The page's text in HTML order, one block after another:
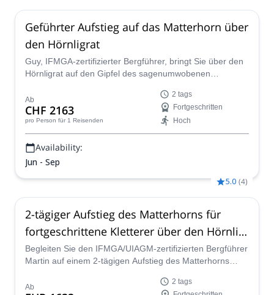
Geführter Aufstieg auf das Matterhorn über
den Hörnligrat
Guy, IFMGA-zertifizierter Bergführer, bringt Sie über den
Hörnligrat auf den Gipfel des sagenumwobenen
erfahrene Bergsteiger!
Ab
CHF 2163
pro Person für 1 Reisenden
2 tags
Fortgeschritten
Hoch
Availability:
Jun - Sep
5.0 (4)
2-tägiger Aufstieg des Matterhorns für
fortgeschrittene Kletterer über den Hörnli-
Grat
Begleiten Sie den IFMGA/UIAGM-zertifizierten Bergführer
Martin auf einem 2-tägigen Aufstieg des Matterhorns
Ab
2 tags